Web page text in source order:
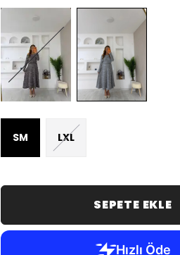
SM LXL
SEPETE EKLE